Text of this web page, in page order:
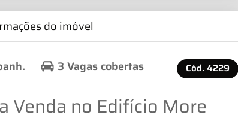
do imóvel
3 Vagas cobertas Cód.4229
Venda no Edifício More